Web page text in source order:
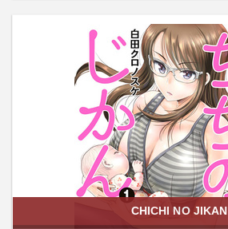
CHICHI NO JIKAN